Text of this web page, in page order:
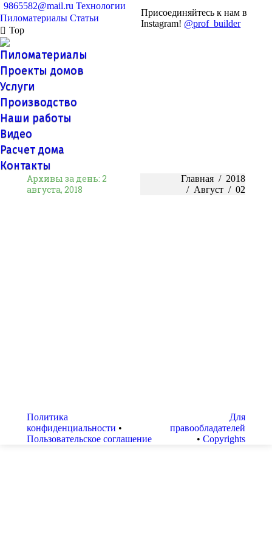
9865582@mail.ru Технологии
Пиломатериалы Статьи
Top
Присоединяйтесь к нам в
Instagram! @prof_builder
Пиломатериалы
Проекты домов
Услуги
Производство
Наши работы
Видео
Расчет дома
Контакты
Архивы за день: 2
августа, 2018
Главная
2018
Август
02
Политика
конфиденциальности •
Пользовательское соглашение
Для
правообладателей
• Copyrights